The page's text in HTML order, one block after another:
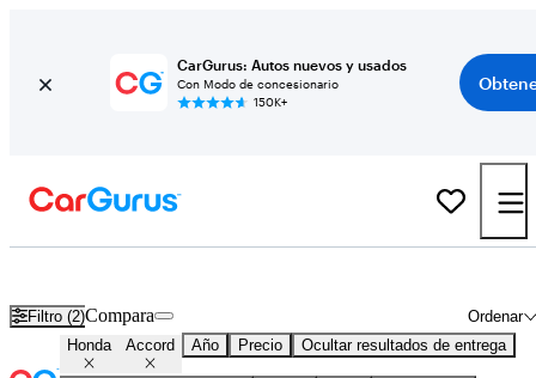
CarGurus: Autos nuevos y usados
Con Modo de concesionario
150K+
Filtro (2) Ordenar
Compara
Honda Accord Año Precio Ocultar resultados de entrega